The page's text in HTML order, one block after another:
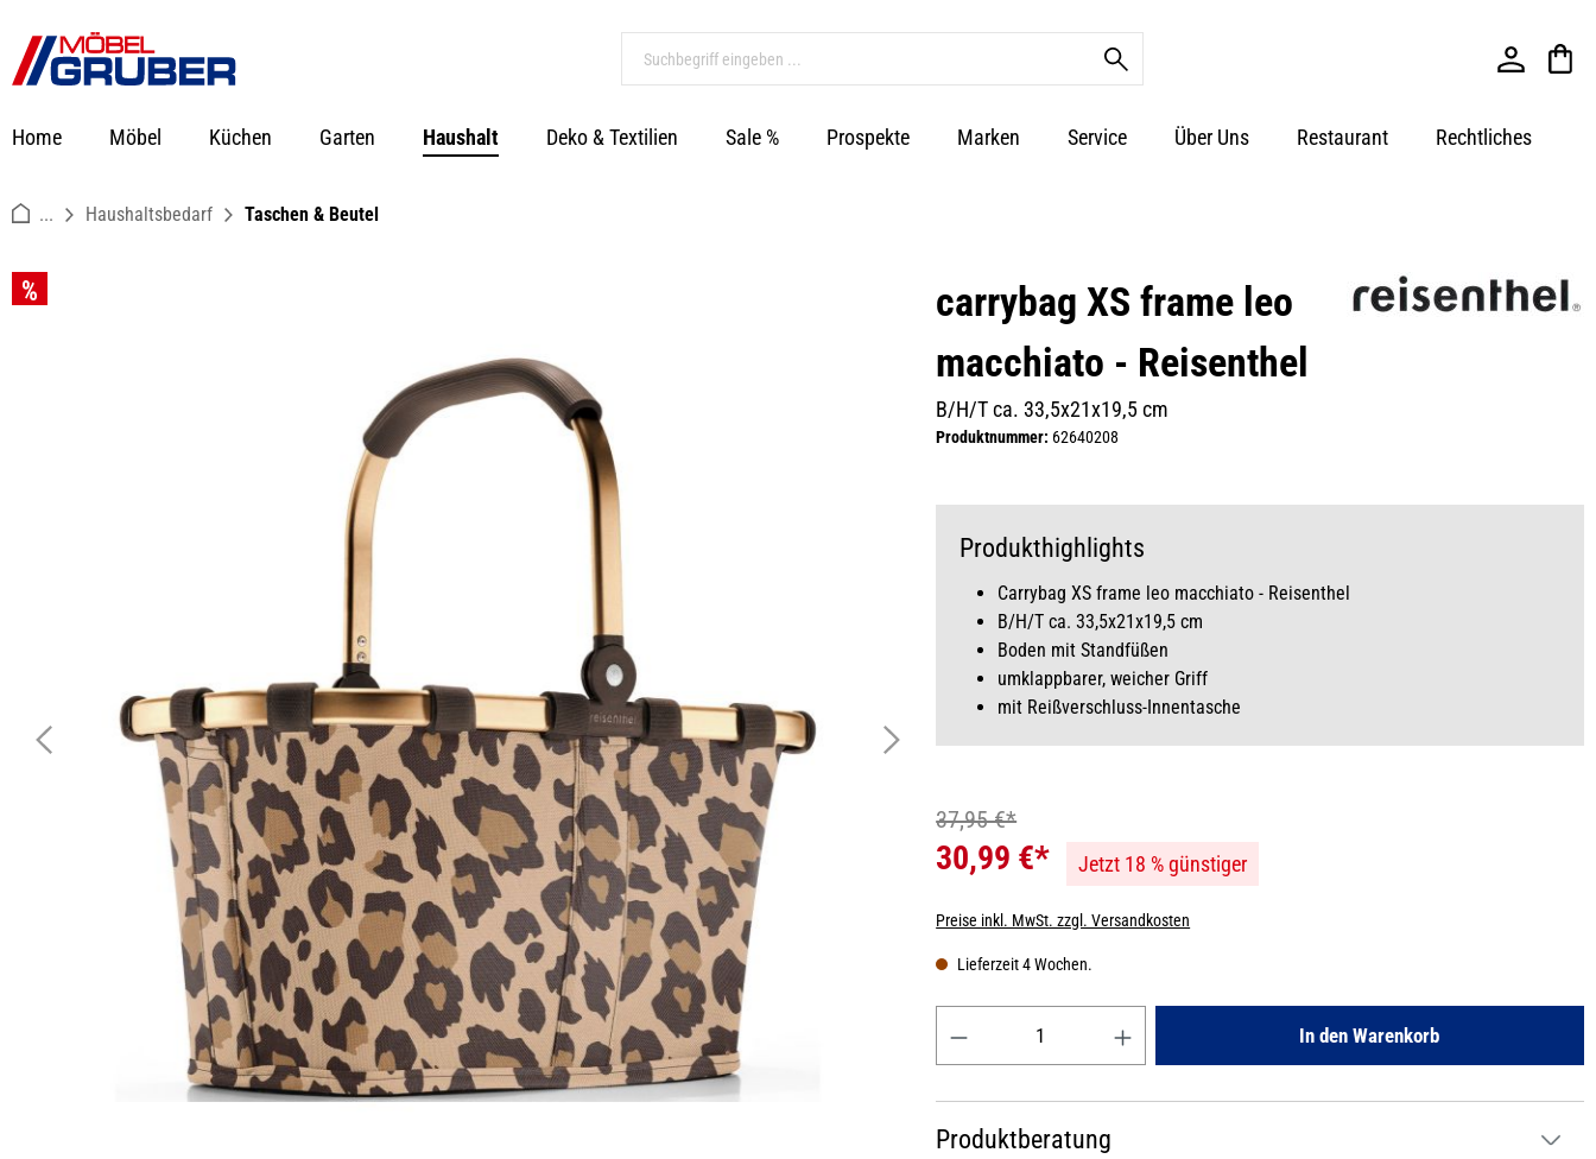
Zur Hauptnavigation springen
Home Möbel Küchen Garten Haushalt Deko & Textilien Sale % Prospekte Marken Service Über Uns Restaurant Rechtliches
... Haushaltsbedarf Taschen & Beutel
Bildergalerie überspringen
carrybag XS frame leo
macchiato - Reisenthel
B/H/T ca. 33,5x21x19,5 cm
Produktnummer: 62640208
Produkthighlights
Carrybag XS frame leo macchiato - Reisenthel
B/H/T ca. 33,5x21x19,5 cm
Boden mit Standfüßen
umklappbarer, weicher Griff
mit Reißverschluss-Innentasche
37,95 €*
30,99 €* Jetzt 18 % günstiger
Preise inkl. MwSt. zzgl. Versandkosten
Lieferzeit 4 Wochen.
In den Warenkorb
Produktberatung